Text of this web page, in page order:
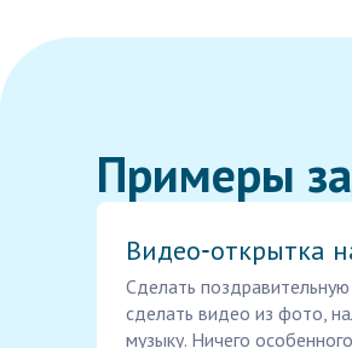
Примеры
Видео‑открытка
Сделать
сделать видео из фото,
музыку. Ничего